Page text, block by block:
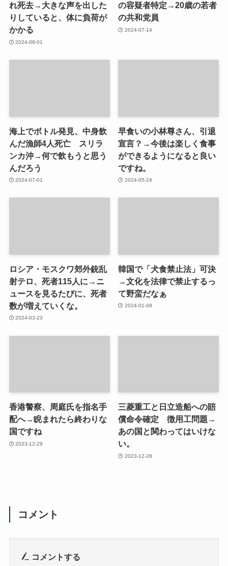
れ死去→大きな声を出した
りしていると、体に負荷が
かかる
2024-09-01
の容疑者特定→20歳の若者
の共和党員
2024-07-14
海上でボトル発見、中身飲
んだ漁師4人死亡 スリラ
ンカ沖→何で飲もうと思う
んだろう
2024-07-01
早食いの小林尊さん、引退
宣言？→今後は楽しく食事
ができるようになると良い
ですね。
2024-05-24
ロシア・モスクワ郊外銃乱
射テロ、死者115人に→ニ
ュースを見るたびに、死者
数が増えていくな。
2024-03-23
韓国で「犬食禁止法」可決
→文化を法律で禁止するっ
て野蛮だなぁ
2024-01-09
香港警察、周庭氏を指名手
配へ→睨まれたら終わりな
国ですね
2023-12-29
三菱重工と日立造船への賠
償命令確定 徴用工問題→
あの国と関わってはいけな
い。
2023-12-28
コメント
コメントする